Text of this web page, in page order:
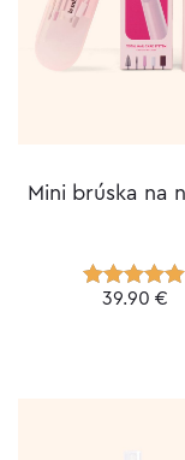
Mini brúska na
Hodnotenie
39.90 €